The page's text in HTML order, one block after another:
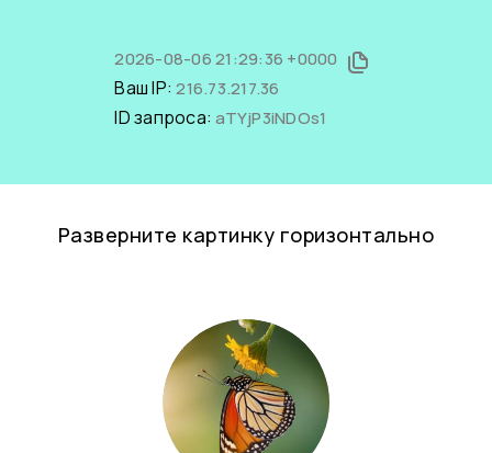
2026-08-06 21:29:36 +0000
Ваш IP:216.73.217.36
ID запроса:aTYjP3iNDOs1
Разверните картинку горизонтально